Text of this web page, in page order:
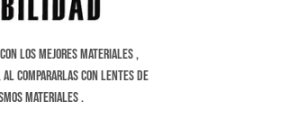
los mejores materiales ,
compararlas con lentes de
materiales .